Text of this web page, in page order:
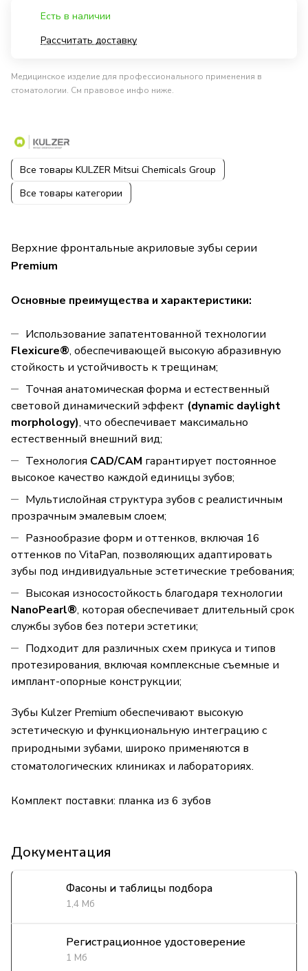
Есть в наличии
Рассчитать доставку
Медицинское изделие для профессионального применения в
стоматологии. См правовое инфо ниже.
Все товары KULZER Mitsui Chemicals Group
Все товары категории
Верхние фронтальные акриловые зубы серии
Premium
Основные преимущества и характеристики:
Использование запатентованной технологии
Flexicure®, обеспечивающей высокую абразивную
стойкость и устойчивость к трещинам;
Точная анатомическая форма и естественный
световой динамический эффект (dynamic daylight
morphology), что обеспечивает максимально
естественный внешний вид;
Технология CAD/CAM гарантирует постоянное
высокое качество каждой единицы зубов;
Мультислойная структура зубов с реалистичным
прозрачным эмалевым слоем;
Разнообразие форм и оттенков, включая 16
оттенков по VitaPan, позволяющих адаптировать
зубы под индивидуальные эстетические требования;
Высокая износостойкость благодаря технологии
NanoPearl®, которая обеспечивает длительный срок
службы зубов без потери эстетики;
Подходит для различных схем прикуса и типов
протезирования, включая комплексные съемные и
имплант-опорные конструкции;
Зубы Kulzer Premium обеспечивают высокую
эстетическую и функциональную интеграцию с
природными зубами, широко применяются в
стоматологических клиниках и лабораториях.
Комплект поставки: планка из 6 зубов
Документация
Фасоны и таблицы подбора
1,4 Мб
Регистрационное удостоверение
1 Мб